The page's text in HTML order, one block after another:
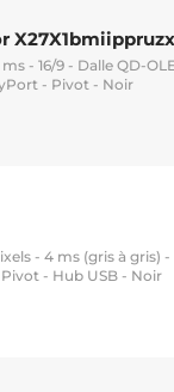
X27X1bmiippruzx
- 16/9 - Dalle QD-
- Pivot - Noir
- 4 ms (gris à gris)
- Hub USB - Noir